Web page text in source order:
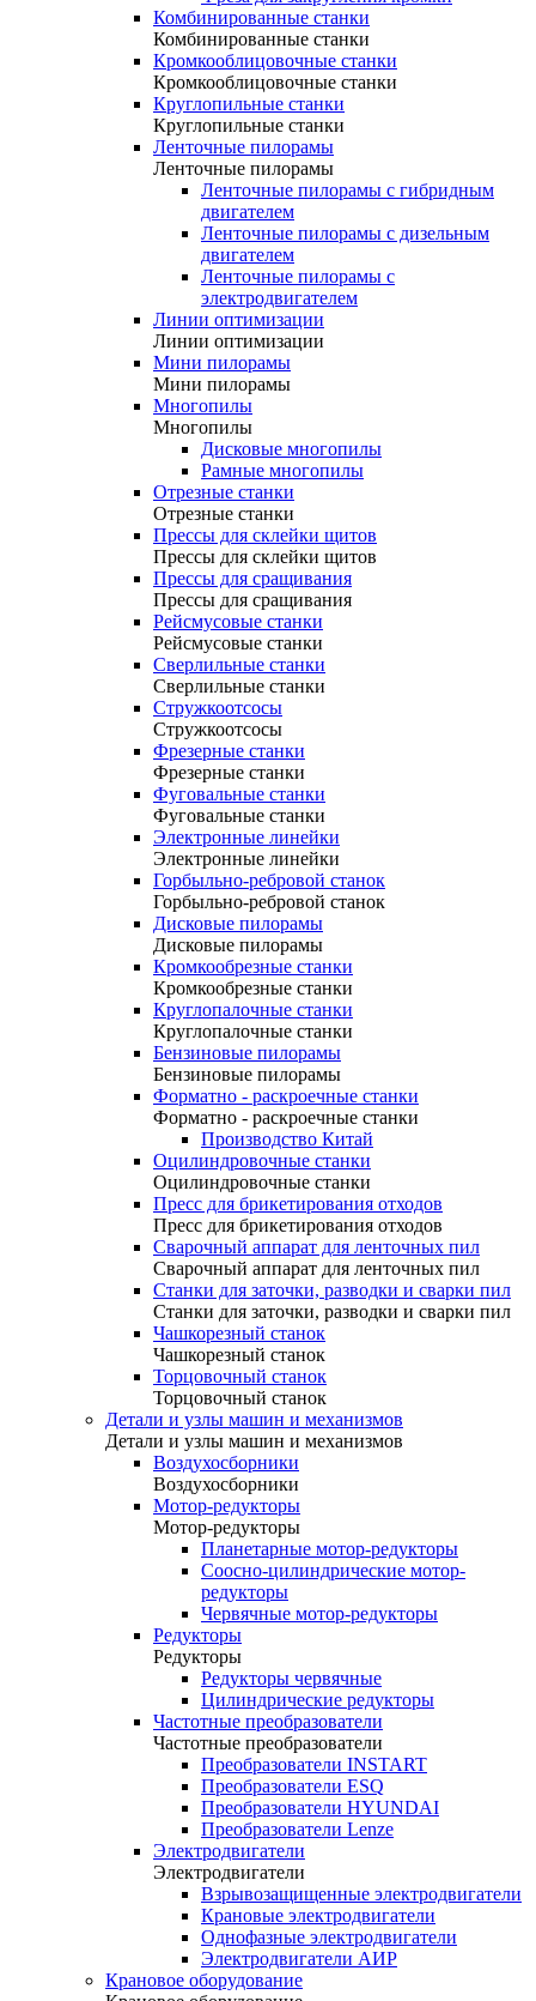
Комбинированные станки
Комбинированные станки
Кромкооблицовочные станки
Кромкооблицовочные станки
Круглопильные станки
Круглопильные станки
Ленточные пилорамы
Ленточные пилорамы
Ленточные пилорамы с гибридным
двигателем
Ленточные пилорамы с дизельным
двигателем
Ленточные пилорамы с
электродвигателем
Линии оптимизации
Линии оптимизации
Мини пилорамы
Мини пилорамы
Многопилы
Многопилы
Дисковые многопилы
Рамные многопилы
Отрезные станки
Отрезные станки
Прессы для склейки щитов
Прессы для склейки щитов
Прессы для сращивания
Прессы для сращивания
Рейсмусовые станки
Рейсмусовые станки
Сверлильные станки
Сверлильные станки
Стружкоотсосы
Стружкоотсосы
Фрезерные станки
Фрезерные станки
Фуговальные станки
Фуговальные станки
Электронные линейки
Электронные линейки
Горбыльно-ребровой станок
Горбыльно-ребровой станок
Дисковые пилорамы
Дисковые пилорамы
Кромкообрезные станки
Кромкообрезные станки
Круглопалочные станки
Круглопалочные станки
Бензиновые пилорамы
Бензиновые пилорамы
Форматно - раскроечные станки
Форматно - раскроечные станки
Производство Китай
Оцилиндровочные станки
Оцилиндровочные станки
Пресс для брикетирования отходов
Пресс для брикетирования отходов
Сварочный аппарат для ленточных пил
Сварочный аппарат для ленточных пил
Станки для заточки, разводки и сварки пил
Станки для заточки, разводки и сварки пил
Чашкорезный станок
Чашкорезный станок
Торцовочный станок
Торцовочный станок
Детали и узлы машин и механизмов
Детали и узлы машин и механизмов
Воздухосборники
Воздухосборники
Мотор-редукторы
Мотор-редукторы
Планетарные мотор-редукторы
Соосно-цилиндрические мотор-
редукторы
Червячные мотор-редукторы
Редукторы
Редукторы
Редукторы червячные
Цилиндрические редукторы
Частотные преобразователи
Частотные преобразователи
Преобразователи INSTART
Преобразователи ESQ
Преобразователи HYUNDAI
Преобразователи Lenze
Электродвигатели
Электродвигатели
Взрывозащищенные электродвигатели
Крановые электродвигатели
Однофазные электродвигатели
Электродвигатели АИР
Крановое оборудование